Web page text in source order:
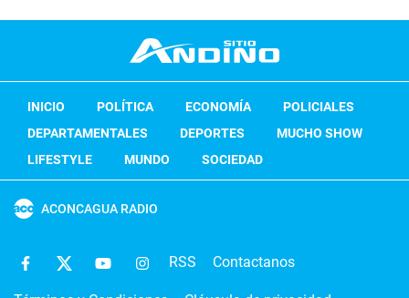
INICIO POLÍTICA ECONOMÍA
POLICIALES
DEPARTAMENTALES
DEPORTES
MUCHO SHOW
LIFESTYLE
MUNDO SOCIEDAD
ACONCAGUA RADIO
RSS Contactanos